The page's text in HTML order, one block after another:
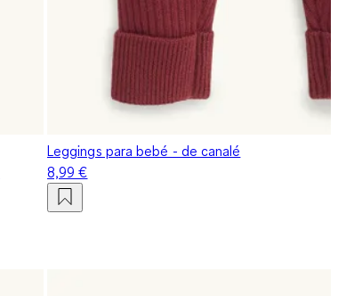
Leggings para bebé - de canalé
8,99 €